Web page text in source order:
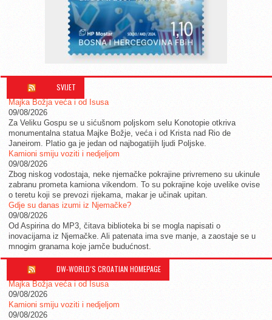
SVIJET
Majka Božja veća i od Isusa
09/08/2026
Za Veliku Gospu se u sićušnom poljskom selu Konotopie otkriva
monumentalna statua Majke Božje, veća i od Krista nad Rio de
Janeirom. Platio ga je jedan od najbogatijih ljudi Poljske.
Kamioni smiju voziti i nedjeljom
09/08/2026
Zbog niskog vodostaja, neke njemačke pokrajine privremeno su ukinule
zabranu prometa kamiona vikendom. To su pokrajine koje uvelike ovise
o teretu koji se prevozi rijekama, makar je učinak upitan.
Gdje su danas izumi iz Njemačke?
09/08/2026
Od Aspirina do MP3, čitava biblioteka bi se mogla napisati o
inovacijama iz Njemačke. Ali patenata ima sve manje, a zaostaje se u
mnogim granama koje jamče budućnost.
DW-WORLD´S CROATIAN HOMEPAGE
Majka Božja veća i od Isusa
09/08/2026
Kamioni smiju voziti i nedjeljom
09/08/2026